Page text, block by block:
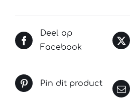
Deel op
Facebook
Pin dit product